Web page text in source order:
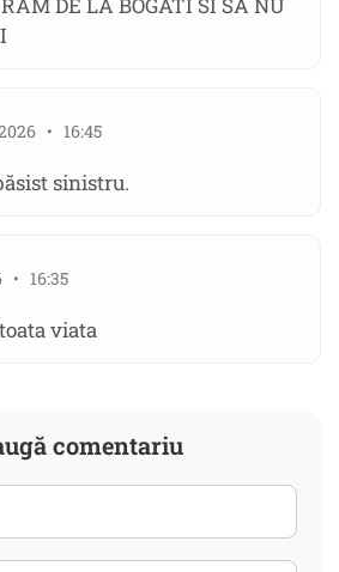
DE LA BOGATI SI SA NU
• 16:45
sinistru.
• 16:35
viata
comentariu